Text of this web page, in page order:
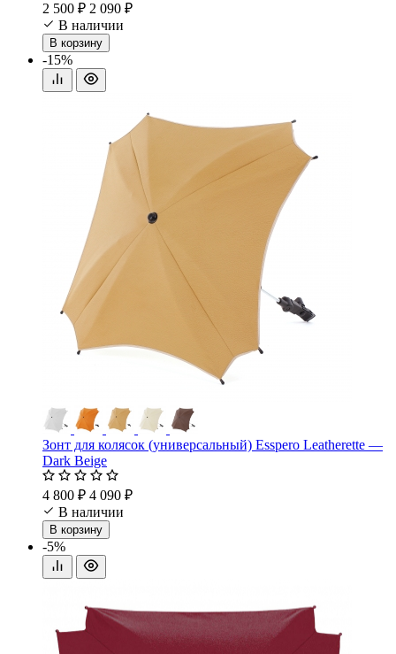
2 500 ₽ 2 090 ₽
В наличии
В корзину
-15%
Зонт для колясок (универсальный) Esspero Leatherette —
Dark Beige
4 800 ₽ 4 090 ₽
В наличии
В корзину
-5%